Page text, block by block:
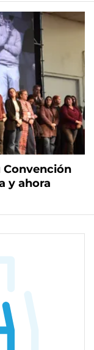
Convención
y ahora